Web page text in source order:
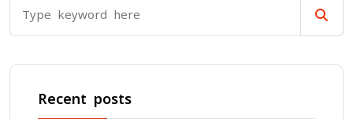
Recent posts